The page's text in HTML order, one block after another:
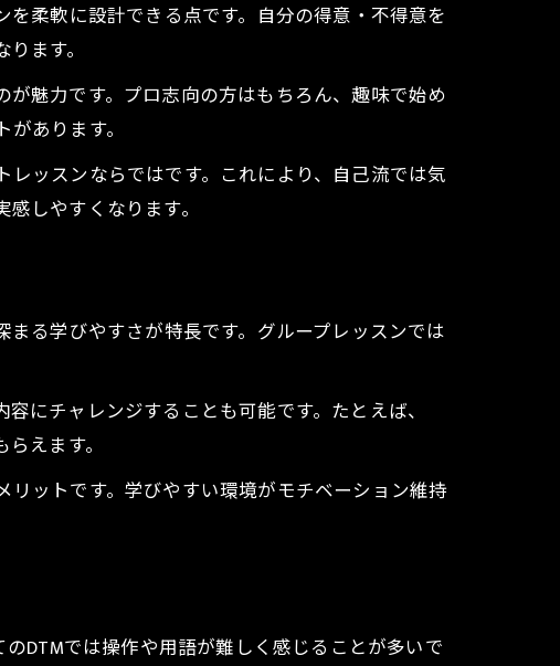
柔軟に設計できる点です。自分の得意・不得意を
ます。
魅力です。プロ志向の方はもちろん、趣味で始め
あります。
ッスンならではです。これにより、自己流では気
しやすくなります。
る学びやすさが特長です。グループレッスンでは
にチャレンジすることも可能です。たとえば、
えます。
ットです。学びやすい環境がモチベーション維持
DTMでは操作や用語が難しく感じることが多いで